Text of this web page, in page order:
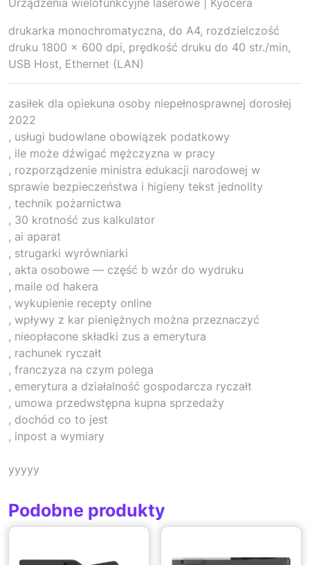
drukarka monochromatyczna, do A4, rozdzielczość
druku 1800 x 600 dpi, prędkość druku do 40 str./min,
USB Host, Ethernet (LAN)
zasiłek dla opiekuna osoby niepełnosprawnej dorosłej
2022
, usługi budowlane obowiązek podatkowy
, ile może dźwigać mężczyzna w pracy
, rozporządzenie ministra edukacji narodowej w
sprawie bezpieczeństwa i higieny tekst jednolity
, technik pożarnictwa
, 30 krotność zus kalkulator
, ai aparat
, strugarki wyrówniarki
, akta osobowe — część b wzór do wydruku
, maile od hakera
, wykupienie recepty online
, wpływy z kar pieniężnych można przeznaczyć
, nieopłacone składki zus a emerytura
, rachunek ryczałt
, franczyza na czym polega
, emerytura a działalność gospodarcza ryczałt
, umowa przedwstępna kupna sprzedaży
, dochód co to jest
, inpost a wymiary
yyyyy
Podobne produkty